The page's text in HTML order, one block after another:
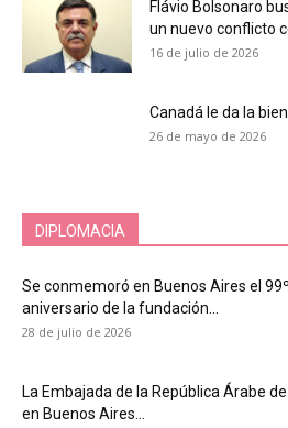
Flávio Bolsonaro
un nuevo conflicto
16 de julio de 2026
Canadá le da la
26 de mayo de 2026
DIPLOMACIA
Se conmemoró en Buenos Aires el 99º
aniversario de la fundación...
28 de julio de 2026
La Embajada de la República Árabe
en Buenos Aires...